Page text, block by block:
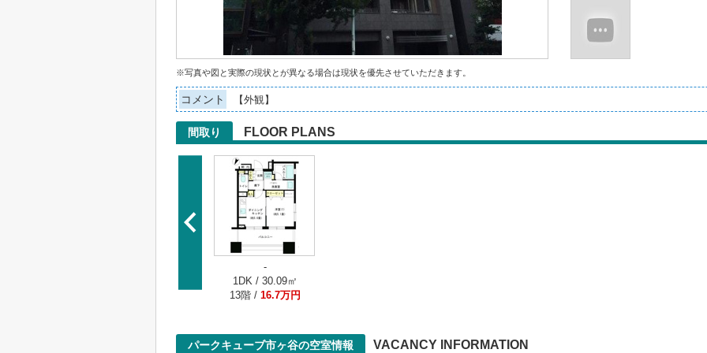
※写真や図と実際の現状とが異なる場合は現状を優先させていただきます。
コメント 【外観】
間取り FLOOR PLANS
-
1DK / 30.09㎡
13階 / 16.7万円
パークキューブ市ヶ谷の空室情報 VACANCY INFORMATION